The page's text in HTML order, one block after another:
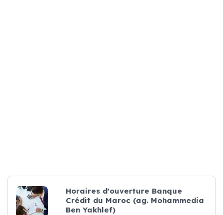
Horaires d'ouverture Banque
Crédit du Maroc (ag. Mohammedia
Ben Yakhlef)